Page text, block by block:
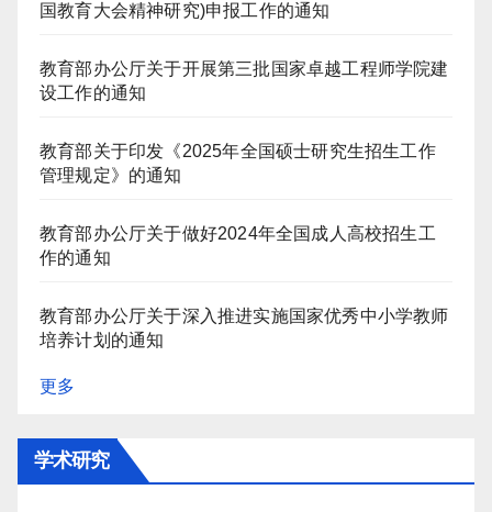
国教育大会精神研究)申报工作的通知
教育部办公厅关于开展第三批国家卓越工程师学院建
设工作的通知
教育部关于印发《2025年全国硕士研究生招生工作
管理规定》的通知
教育部办公厅关于做好2024年全国成人高校招生工
作的通知
教育部办公厅关于深入推进实施国家优秀中小学教师
培养计划的通知
更多
学术研究